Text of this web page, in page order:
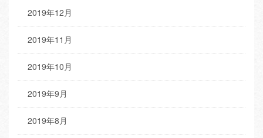
2019年12月
2019年11月
2019年10月
2019年9月
2019年8月